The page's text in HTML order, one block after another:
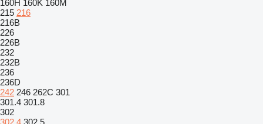
160H 160K 160M
215 216
216B
226
226B
232
232B
236
236D
242 246 262C 301
301.4 301.8
302
302.4 302.5